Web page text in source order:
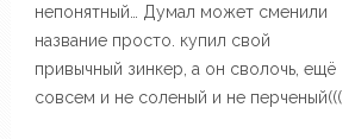
непонятный… Думал может сменили
название просто. купил свой
привычный зинкер, а он сволочь, ещё
совсем и не соленый и не перченый(((